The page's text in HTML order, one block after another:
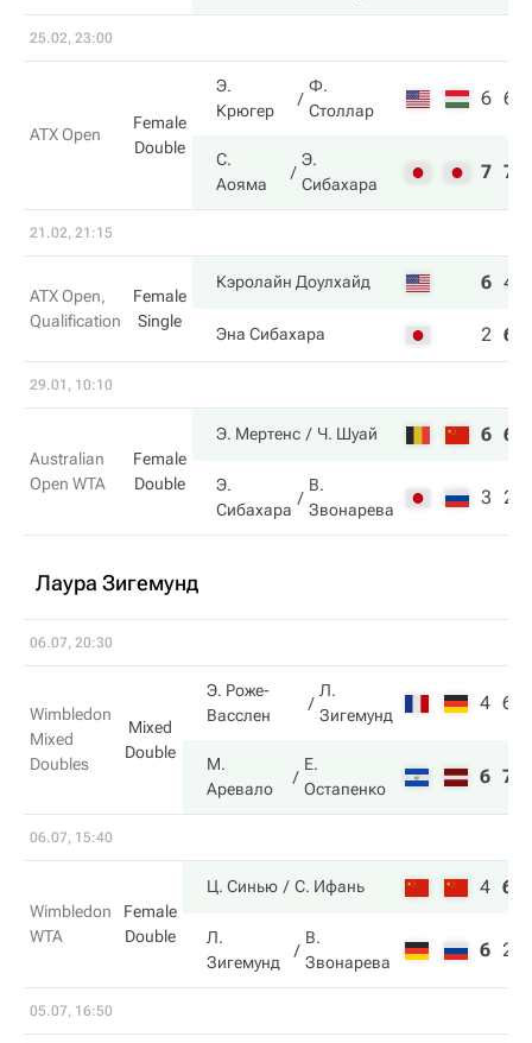
25.02, 23:00
ATX Open
Female
Double
Э.
Крюгер
Ф.
Столлар
6 6
С.
Аояма
Э.
Сибахара
7 7
21.02, 21:15
ATX Open,
Qualification
Female
Single
Кэролайн Доулхайд 6 4
Эна Сибахара 2 6
29.01, 10:10
Australian
Open WTA
Female
Double
Э. Мертенс Ч. Шуай 6 6
Э.
Сибахара
В.
Звонарева
3 2
Лаура Зигемунд
06.07, 20:30
Wimbledon
Mixed
Doubles
Mixed
Double
Э. Роже-
Васслен
Л.
Зигемунд
4 6
М.
Аревало
Е.
Остапенко
6 7
06.07, 15:40
Wimbledon
WTA
Female
Double
Ц. Синью С. Ифань 4 6
Л.
Зигемунд
В.
Звонарева
6 2
05.07, 16:50